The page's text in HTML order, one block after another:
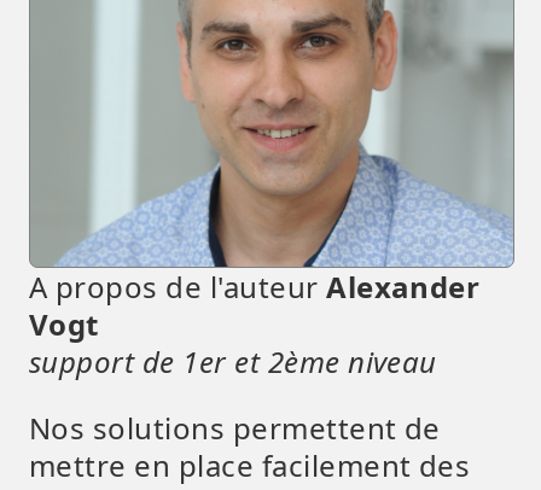
A propos de l'auteurAlexander
Vogt
support de 1er et 2ème niveau
Nos solutions permettent de
mettre en place facilement des